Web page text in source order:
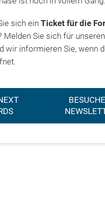
sich ein Ticket für die
Melden Sie sich für
wir informieren Sie, wenn